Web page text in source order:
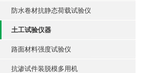
防水卷材抗静态荷载试验仪
土工试验仪器
路面材料强度试验仪
抗渗试件装脱模多用机